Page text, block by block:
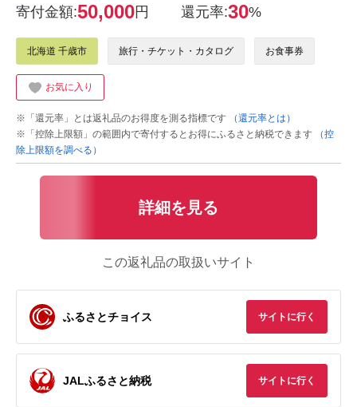
寄付金額:50,000円 還元率:30%
北海道 千歳市 旅行・チケット・カタログ お食事券
お気に入り
※「還元率」とは返礼品のお得度を測る指標です
（還元率とは）
※「控除上限額」の範囲内で寄付するとお得にふるさと納税できます
（控
除上限額を調べる）
詳細を見る
この返礼品の取扱いサイト
ふるさとチョイス サイトに行く
JALふるさと納税 サイトに行く